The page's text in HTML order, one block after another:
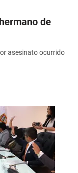
de
asesinato ocurrido